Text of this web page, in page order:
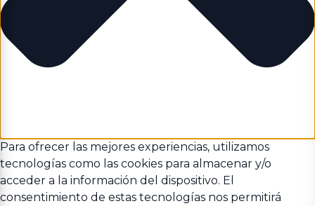
Para ofrecer las mejores experiencias, utilizamos
tecnologías como las cookies para almacenar y/o
acceder a la información del dispositivo. El
consentimiento de estas tecnologías nos permitirá